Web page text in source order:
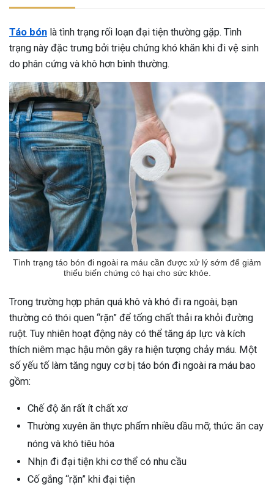
Táo bón là tình trạng rối loạn đại tiện thường gặp. Tình
trạng này đặc trưng bởi triệu chứng khó khăn khi đi vệ sinh
do phân cứng và khô hơn bình thường.
Tình trạng táo bón đi ngoài ra máu cần được xử lý sớm để giảm
thiểu biến chứng có hại cho sức khỏe.
Trong trường hợp phân quá khô và khó đi ra ngoài, bạn
thường có thói quen “rặn” để tống chất thải ra khỏi đường
ruột. Tuy nhiên hoạt động này có thể tăng áp lực và kích
thích niêm mạc hậu môn gây ra hiện tượng chảy máu. Một
số yếu tố làm tăng nguy cơ bị táo bón đi ngoài ra máu bao
gồm:
Chế độ ăn rất ít chất xơ
Thường xuyên ăn thực phẩm nhiều dầu mỡ, thức ăn cay
nóng và khó tiêu hóa
Nhịn đi đại tiện khi cơ thể có nhu cầu
Cố gắng “rặn” khi đại tiện